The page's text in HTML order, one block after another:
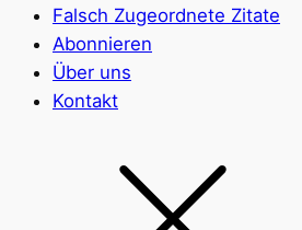
Falsch Zugeordnete Zitate
Abonnieren
Über uns
Kontakt